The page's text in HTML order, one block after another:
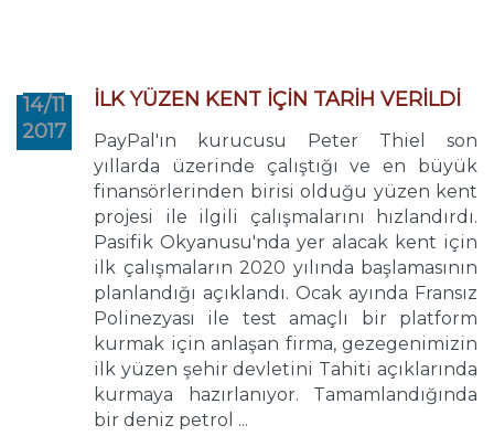
14/11
2017
İLK YÜZEN KENT İÇİN TARİH VERİLDİ
PayPal'ın kurucusu Peter Thiel son
yıllarda üzerinde çalıştığı ve en büyük
finansörlerinden birisi olduğu yüzen kent
projesi ile ilgili çalışmalarını hızlandırdı.
Pasifik Okyanusu'nda yer alacak kent için
ilk çalışmaların 2020 yılında başlamasının
planlandığı açıklandı. Ocak ayında Fransız
Polinezyası ile test amaçlı bir platform
kurmak için anlaşan firma, gezegenimizin
ilk yüzen şehir devletini Tahiti açıklarında
kurmaya hazırlanıyor. Tamamlandığında
bir deniz petrol ...